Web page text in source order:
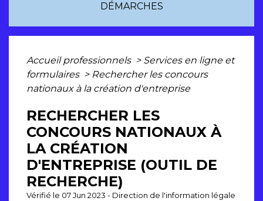
DÉMARCHES
Accueil professionnels > Services en ligne et
formulaires > Rechercher les concours
nationaux à la création d'entreprise
RECHERCHER LES
CONCOURS NATIONAUX À
LA CRÉATION
D'ENTREPRISE (OUTIL DE
RECHERCHE)
Vérifié le 07 Jun 2023 - Direction de l'information légale